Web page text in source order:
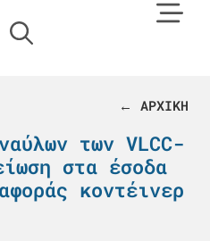
← ΑΡΧΙΚΗ
των VLCC-
στα έσοδα
κοντέινερ